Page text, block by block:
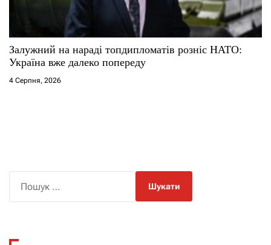
Залужний на нараді топдипломатів розніс НАТО:
Україна вже далеко попереду
4 Серпня, 2026
к